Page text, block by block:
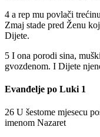
4 a rep mu povlači
Zmaj stade pred Ženu
Dijete.
5 I ona porodi sina,
gvozdenom. I Dijete
Evanđelje po Luki 1
26 U šestome mjesecu
imenom Nazaret